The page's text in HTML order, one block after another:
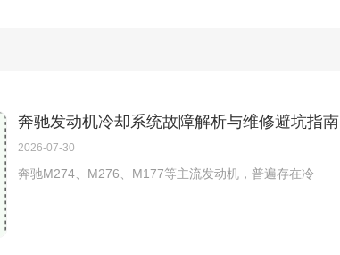
奔驰发动机冷却系统故障解析与维修避坑指南
2026-07-30
奔驰M274、M276、M177等主流发动机，普遍存在冷